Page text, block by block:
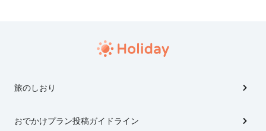
旅のしおり
おでかけプラン投稿ガイドライン